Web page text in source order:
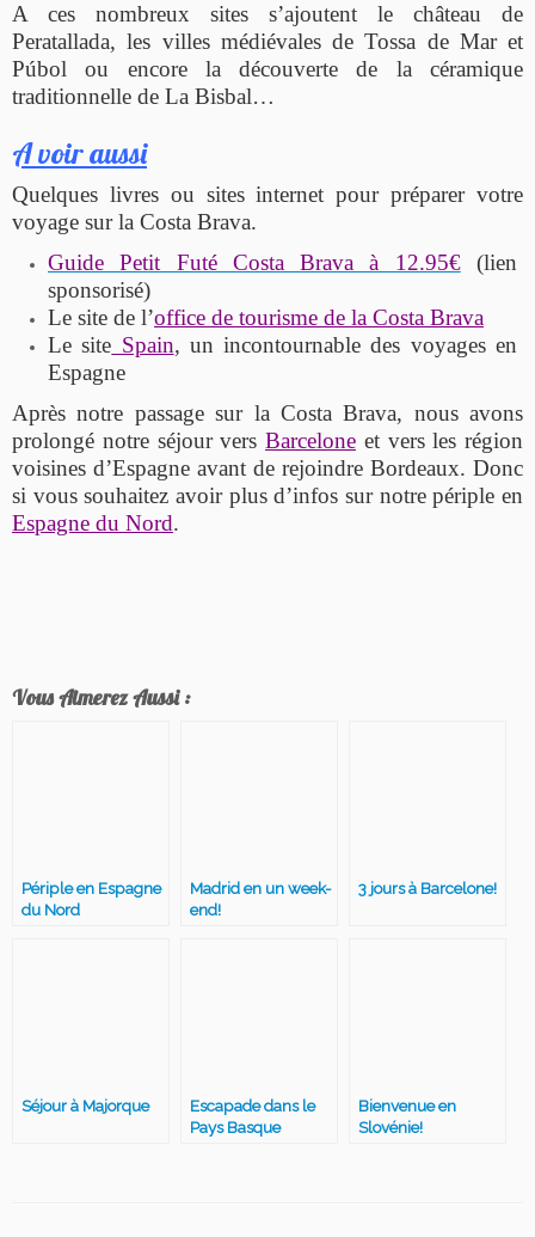
A ces nombreux sites s’ajoutent le château de
Peratallada, les villes médiévales de Tossa de Mar et
Púbol ou encore la découverte de la céramique
traditionnelle de La Bisbal…
A voir aussi
Quelques livres ou sites internet pour préparer votre
voyage sur la Costa Brava.
Guide Petit Futé Costa Brava à 12.95€(lien
sponsorisé)
Le site de l’office de tourisme de la Costa Brava
Le site Spain, un incontournable des voyages en
Espagne
Après notre passage sur la Costa Brava, nous avons
prolongé notre séjour vers Barcelone et vers les région
voisines d’Espagne avant de rejoindre Bordeaux. Donc
si vous souhaitez avoir plus d’infos sur notre périple en
Espagne du Nord.
Vous Aimerez Aussi :
Périple en Espagne
du Nord
Madrid en un week-
end!
3 jours à Barcelone!
Séjour à Majorque
Escapade dans le
Pays Basque
Bienvenue en
Slovénie!